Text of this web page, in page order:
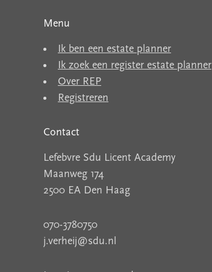
Menu
Ik ben een estate planner
Ik zoek een register estate planner
Over REP
Registreren
Contact
Lefebvre Sdu Licent Academy
Maanweg 174
2500 EA Den Haag
070-3780750
j.verheij@sdu.nl